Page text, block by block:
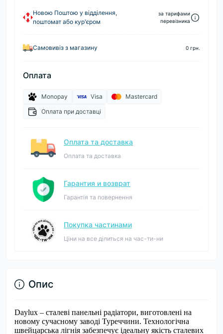
Новою Поштою у відділення,
поштомат або кур'єром
за тарифами
перевізника
Самовивіз з магазину 0 грн.
Оплата
Monopay Visa
Mastercard
Оплата при доставці
Оплата та доставка
Оплата та доставка
Гарантия и возврат
Гарантія та повернення
Покупка частинами
Ціни на все ділиться на час-ти-ни
Опис
Daylux – сталеві панельні радіатори, виготовлені на
новому сучасному заводі Туреччини. Технологічна
швейцарська лігнія забезпечує ідеальну якість сталевих